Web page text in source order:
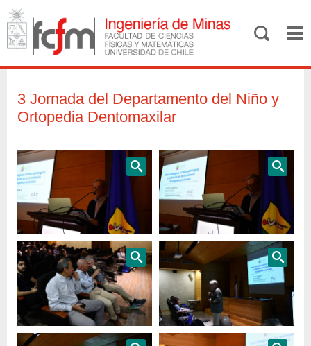
3 Jornada del Departamento del Niño y
Ortopedia Dentomaxilar